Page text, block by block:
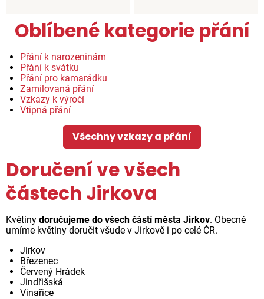
Oblíbené kategorie přání
Přání k narozeninám
Přání k svátku
Přání pro kamarádku
Zamilovaná přání
Vzkazy k výročí
Vtipná přání
Všechny vzkazy a přání
Doručení ve všech
částech Jirkova
Květiny doručujeme do všech částí města Jirkov. Obecně
umíme květiny doručit všude v Jirkově i po celé ČR.
Jirkov
Březenec
Červený Hrádek
Jindřišská
Vinařice